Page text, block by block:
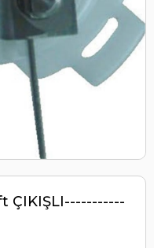
ÇIKIŞLI-----------